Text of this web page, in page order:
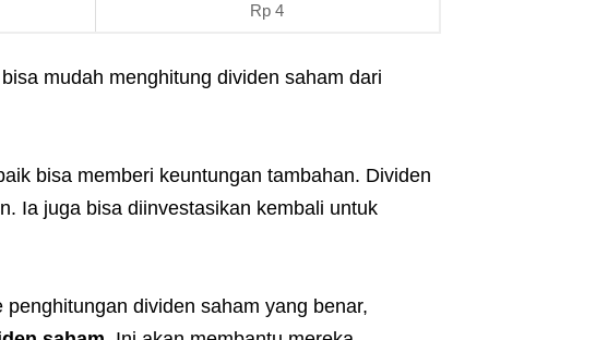
Rp 4
mudah menghitung dividen saham dari
bisa memberi keuntungan tambahan. Dividen
Ia juga bisa diinvestasikan kembali untuk
dividen saham yang benar,